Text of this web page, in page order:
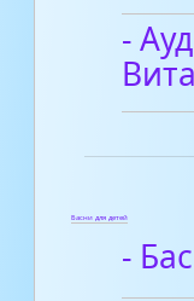
-
Басни для детей
-